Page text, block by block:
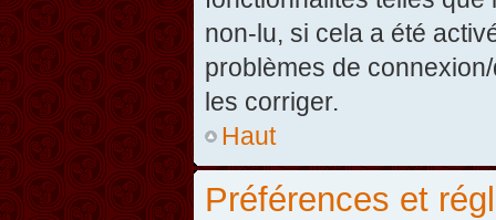
non-lu, si cela a été
problèmes de
les corriger.
Haut
Préférences et